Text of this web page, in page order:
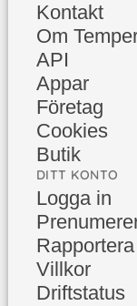
Kontakt
Om
API
Appar
Företag
Cookies
Butik
DITT KONTO
Logga in
Villkor
Driftstatus